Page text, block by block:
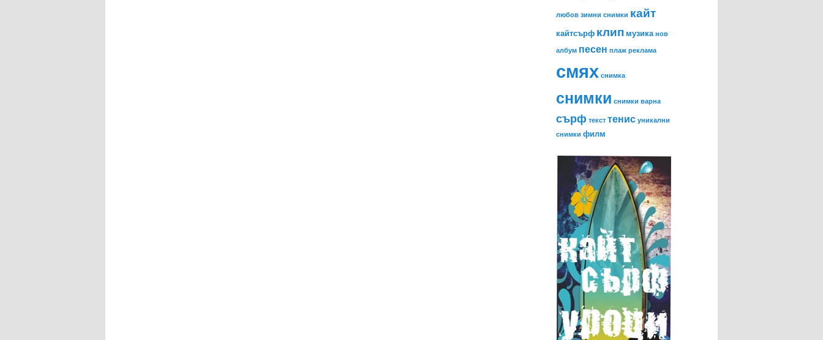
любов зимни снимки кайт
кайтсърф клип музика нов
албум песен плаж реклама
смях снимка
снимки снимки варна
сърф текст тенис уникални
снимки филм